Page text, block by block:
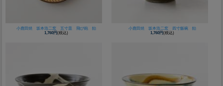
小鹿田焼 坂本浩二窯 五寸皿 飛び鉋 飴
1,760円(税込)
小鹿田焼 坂本浩二窯 四寸飯碗 飴
1,760円(税込)